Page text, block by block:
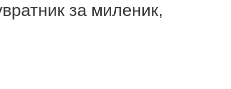
за миленик,